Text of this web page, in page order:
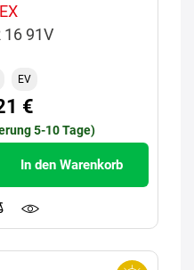
16 91V
EV
€
5-10 Tage)
In den Warenkorb